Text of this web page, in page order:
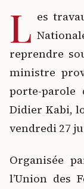
L es
reprendre
ministre
porte-parole
Didier Kabi,
vendredi 27
Organisée
l’Union des